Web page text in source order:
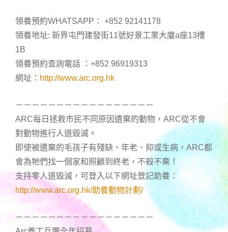
領養預約WHATSAPP： +852 92141178
領養地址: 新界屯門建發街11號好景工業大廈a座13樓
1B
領養預約查詢電話 ：+852 96919313
網址： http://www.arc.org.hk
－－－－－－－－－－－－－－－－－
ARC每日拯救市民不同原因遺棄的動物，ARC從不會
對動物進行人道毀滅。
即使被遺棄的毛孩子有殘缺、年老、抑或生病，ARC都
會為牠們找一個家和照顧到終老，不殺不棄！
支持零人道毀滅，可登入以下網址登記助養：
http://www.arc.org.hk/助養動物計劃/
－－－－－－－－－－－－－－－－－